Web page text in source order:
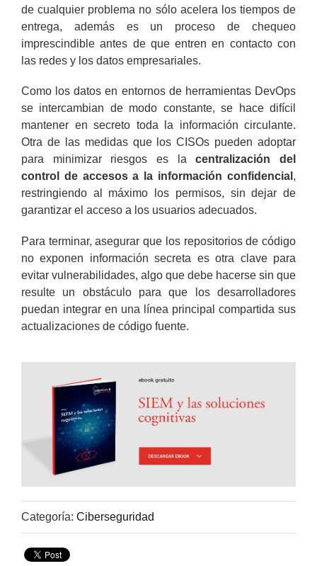
de cualquier problema no sólo acelera los tiempos de
entrega, además es un proceso de chequeo
imprescindible antes de que entren en contacto con
las redes y los datos empresariales.
Como los datos en entornos de herramientas DevOps
se intercambian de modo constante, se hace difícil
mantener en secreto toda la información circulante.
Otra de las medidas que los CISOs pueden adoptar
para minimizar riesgos es lacentralización del
control de accesos a la información confidencial ,
restringiendo al máximo los permisos, sin dejar de
garantizar el acceso a los usuarios adecuados.
Para terminar, asegurar que los repositorios de código
no exponen información secreta es otra clave para
evitar vulnerabilidades, algo que debe hacerse sin que
resulte un obstáculo para que los desarrolladores
puedan integrar en una línea principal compartida sus
actualizaciones de código fuente.
Categoría: Ciberseguridad